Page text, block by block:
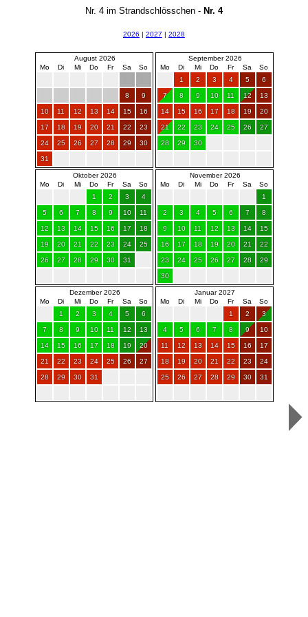
Nr. 4 im Strandschlösschen - Nr. 4
2026 | 2027 | 2028
August 2026
Mo
Di Mi Do Fr Sa So
8 9
10 11 12 13 14 15 16
17 18 19 20 21 22 23
24 25 26 27 28 29 30
31
September 2026
Mo
Di Mi Do Fr Sa
So
1
2 3 4 5 6
7 8 9 10 11 12 13
14 15 16 17 18 19 20
21 22 23 24 25 26 27
28 29 30
Oktober 2026
Mo
Di Mi Do Fr Sa
So
1
2 3 4
5 6 7 8 9 10 11
12 13 14 15 16 17 18
19 20 21 22 23 24 25
26 27 28 29 30 31
November 2026
Mo
Di Mi Do Fr Sa
So
1
2 3 4 5 6 7 8
9 10 11 12 13 14 15
16 17 18 19 20 21 22
23 24 25 26 27 28 29
30
Dezember 2026
Mo
Di Mi Do Fr Sa
So
1
2 3 4 5 6
7 8 9 10 11 12 13
14 15 16 17 18 19 20
21 22 23 24 25 26 27
28 29 30 31
Januar 2027
Mo
Di Mi Do Fr Sa
So
1
2 3
4 5 6 7 8 9 10
11 12 13 14 15 16 17
18 19 20 21 22 23 24
25 26 27 28 29 30 31